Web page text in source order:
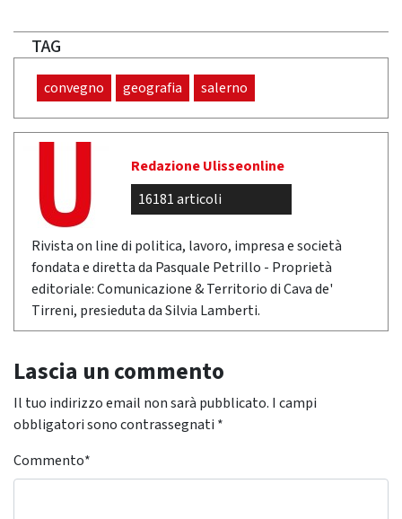
TAG
convegno geografia salerno
Redazione Ulisseonline
16181 articoli
Rivista on line di politica, lavoro, impresa e società
fondata e diretta da Pasquale Petrillo - Proprietà
editoriale: Comunicazione & Territorio di Cava de'
Tirreni, presieduta da Silvia Lamberti.
Lascia un commento
Il tuo indirizzo email non sarà pubblicato. I campi
obbligatori sono contrassegnati *
Commento*